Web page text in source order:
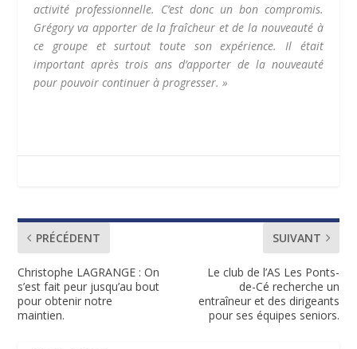
activité professionnelle. C’est donc un bon compromis.
Grégory va apporter de la fraîcheur et de la nouveauté à
ce groupe et surtout toute son expérience. Il était
important après trois ans d’apporter de la nouveauté
pour pouvoir continuer à progresser. »
PRÉCÉDENT
Christophe LAGRANGE : On
s’est fait peur jusqu’au bout
pour obtenir notre
maintien.
SUIVANT
Le club de l’AS Les Ponts-
de-Cé recherche un
entraîneur et des dirigeants
pour ses équipes seniors.